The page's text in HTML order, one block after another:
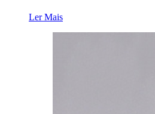
Ler Mais